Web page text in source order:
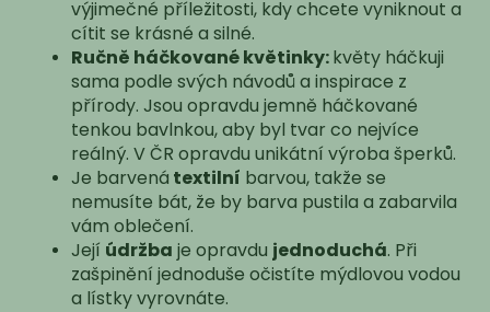
výjimečné příležitosti, kdy chcete vyniknout a
cítit se krásné a silné.
Ručně háčkované květinky:květy háčkuji
sama podle svých návodů a inspirace z
přírody. Jsou opravdu jemně háčkované
tenkou bavlnkou, aby byl tvar co nejvíce
reálný. V ČR opravdu unikátní výroba šperků.
Je barvená textilní barvou, takže se
nemusíte bát, že by barva pustila a zabarvila
vám oblečení.
Její údržba je opravdu jednoduchá. Při
zašpinění jednoduše očistíte mýdlovou vodou
a lístky vyrovnáte.